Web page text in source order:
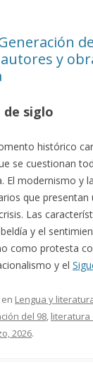
y
de siglo
histórico
se cuestionan
El modernismo y
que presentan
Las
y el
como protesta
y el
Lengua y
del 98, literatura
2026.